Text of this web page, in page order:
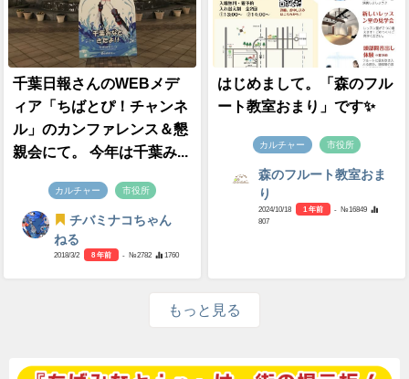
千葉日報さんのWEBメデ
ィア「ちばとぴ！チャンネ
ル」のカンファレンス＆懇
親会にて。 今年は千葉み...
カルチャー 市役所
チバミナコちゃん
ねる
2018/3/2 8 年前 - №2782 1760
はじめまして。「森のフル
ート教室おまり」です✨
カルチャー 市役所
森のフルート教室おま
り
2024/10/18 1 年前
- №16849
807
もっと見る